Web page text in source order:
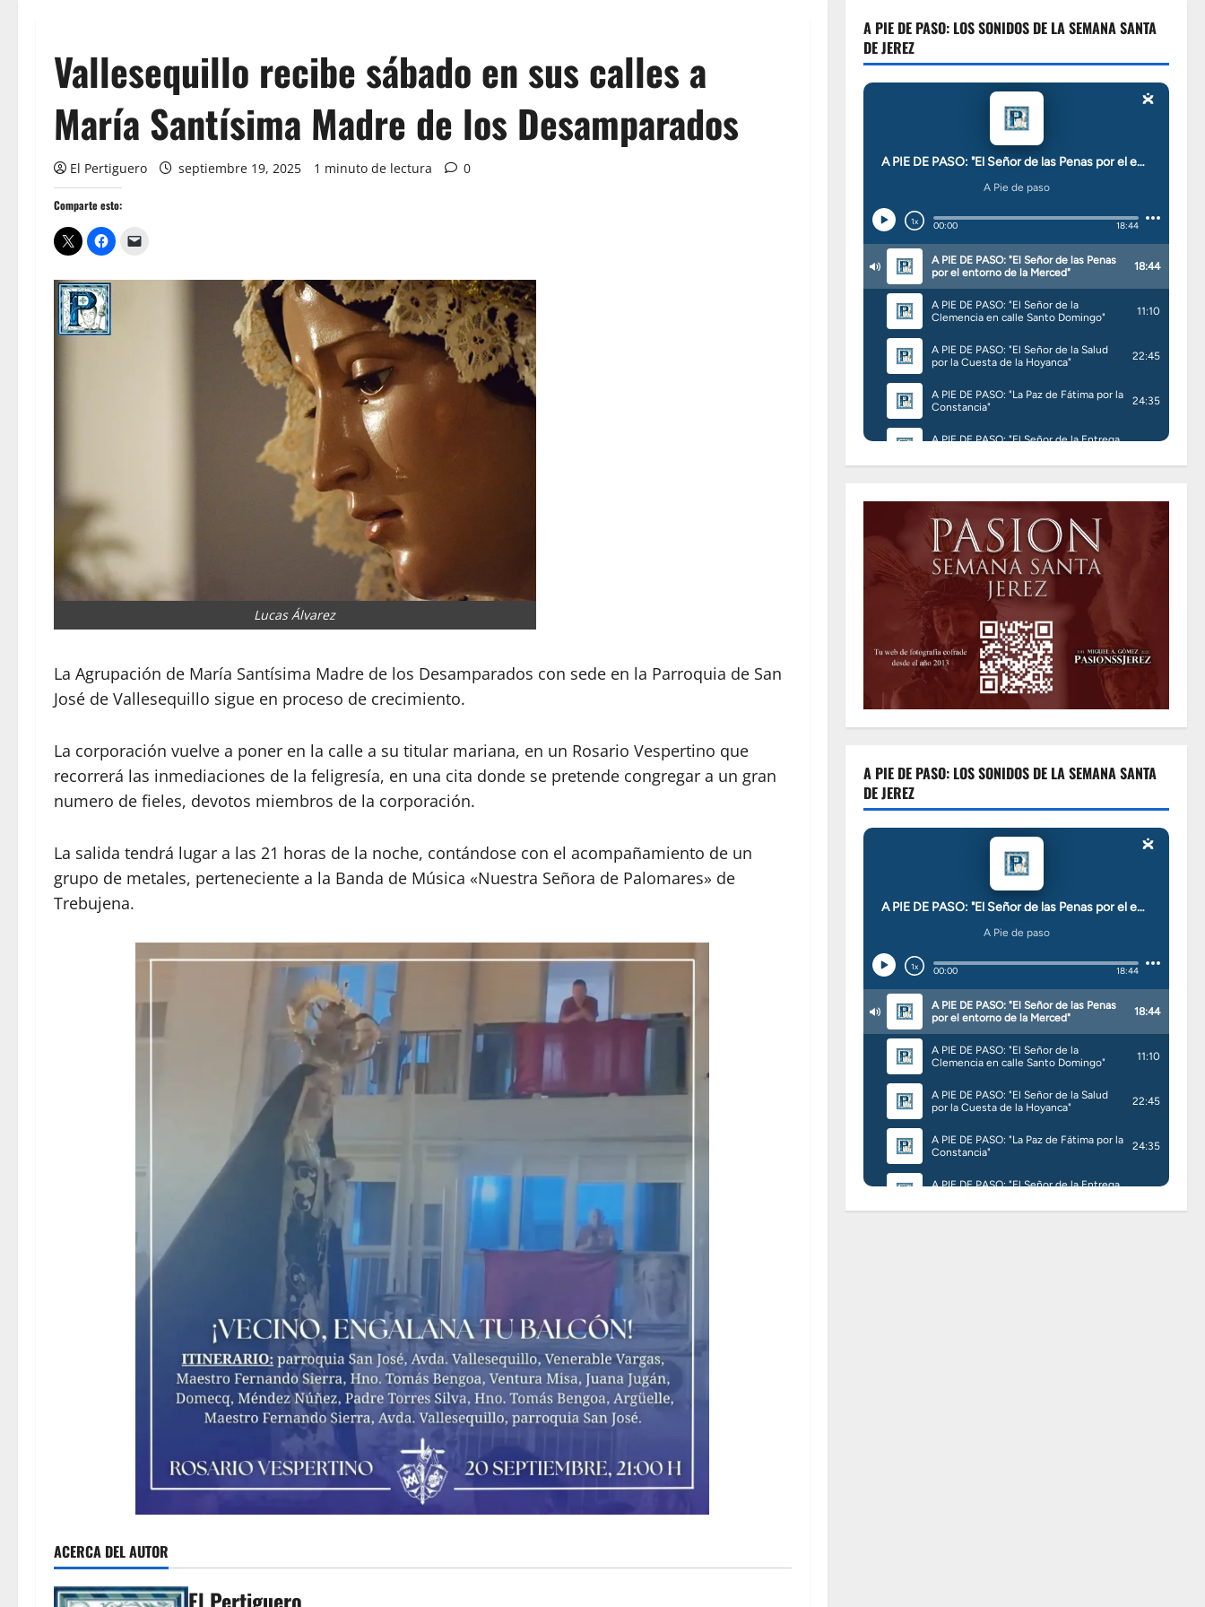
Vallesequillo recibe sábado en sus calles a
María Santísima Madre de los Desamparados
El Pertiguero septiembre 19, 2025 1 minuto de lectura 0
Comparte esto:
Lucas Álvarez
La Agrupación de María Santísima Madre de los Desamparados con sede en la Parroquia de San
José de Vallesequillo sigue en proceso de crecimiento.
La corporación vuelve a poner en la calle a su titular mariana, en un Rosario Vespertino que
recorrerá las inmediaciones de la feligresía, en una cita donde se pretende congregar a un gran
numero de fieles, devotos miembros de la corporación.
La salida tendrá lugar a las 21 horas de la noche, contándose con el acompañamiento de un
grupo de metales, perteneciente a la Banda de Música «Nuestra Señora de Palomares» de
Trebujena.
ACERCA DEL AUTOR
A PIE DE PASO: LOS SONIDOS DE LA SEMANA SANTA
DE JEREZ
A PIE DE PASO: LOS SONIDOS DE LA SEMANA SANTA
DE JEREZ